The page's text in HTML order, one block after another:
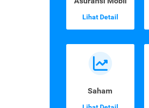
Lihat Detail
Saham